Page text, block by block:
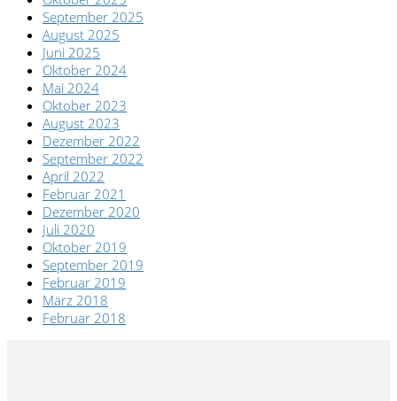
September 2025
August 2025
Juni 2025
Oktober 2024
Mai 2024
Oktober 2023
August 2023
Dezember 2022
September 2022
April 2022
Februar 2021
Dezember 2020
Juli 2020
Oktober 2019
September 2019
Februar 2019
März 2018
Februar 2018